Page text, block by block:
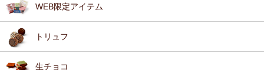
WEB限定アイテム
トリュフ
生チョコ